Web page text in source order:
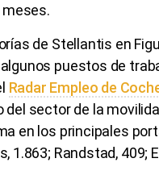
de Stellantis en
puestos de
Radar Empleo de
sector de la
en los principales
1.863; Randstad, 409;